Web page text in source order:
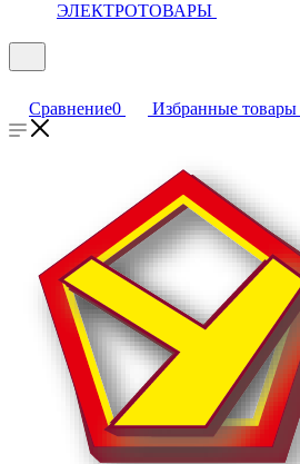
ЭЛЕКТРОТОВАРЫ
Сравнение0 Избранные товары